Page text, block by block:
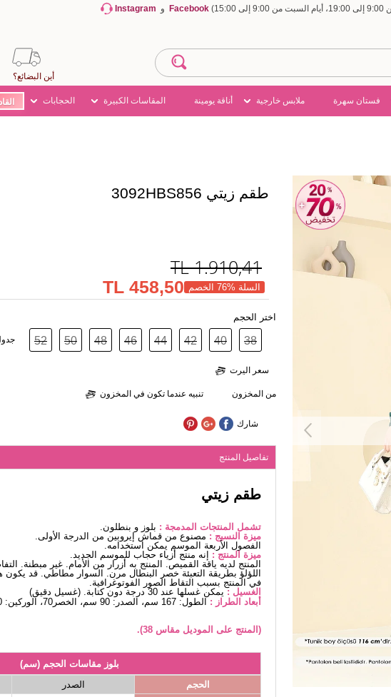
Facebook و Instagram
أين البضائع؟
فستان سهرة ملابس خارجية أناقة يومينة المقاسات الكبيرة الحجابات
طقم زيتي 3092HBS856
1.910,41
TL
السلة %76 الخصم 458,50 TL
اختر الحجم
38
40
42
44
46
48
50
52
سعر اليرت
من المخزون تنبيه عندما تكون في المخزون
شارك
تفاصيل المنتج
طقم زيتي
تشمل المنتجات المدمجة : بلوز و بنطلون.
ميزة النسيج : مصنوع من قماش إيروبين من الدرجة الأولى.
الفصول الأربعة الموسم يمكن استخدامه.
ميزة المنتج : إنه منتج أزياء حجاب للموسم الجديد.
المنتج لديه ياقة القميص. المنتج به أزرار من الأمام. غير مبطنة.
اللؤلؤ بطريقة التعبئة خصر البنطال مرن. السوار مطاطي. قد يكون
في المنتج بسبب التقاط الصور الفوتوغرافية.
الغسيل : يمكن غسلها عند 30 درجة دون كتابة. (غسيل دقيق)
أبعاد الطراز : الطول: 167 سم، الصدر: 90 سم، الخصر70، الوركين: 100 سم، الوزن: 59 كغ
(المنتج على الموديل مقاس 38).
بلوز مقاسات الحجم (سم)
الحجم
الصدر